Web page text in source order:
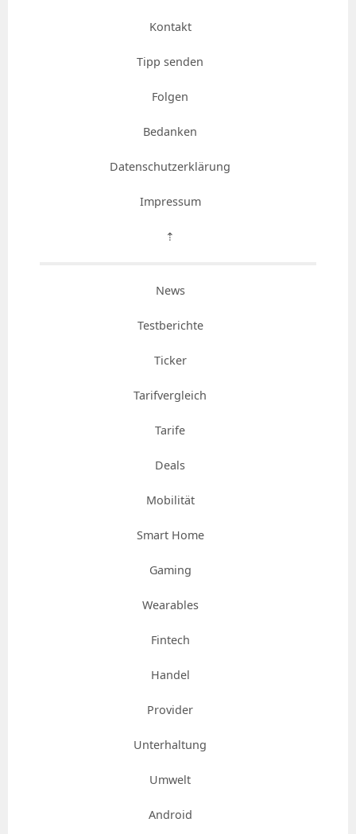
Kontakt
Tipp senden
Folgen
Bedanken
Datenschutzerklärung
Impressum
⇡
News
Testberichte
Ticker
Tarifvergleich
Tarife
Deals
Mobilität
Smart Home
Gaming
Wearables
Fintech
Handel
Provider
Unterhaltung
Umwelt
Android